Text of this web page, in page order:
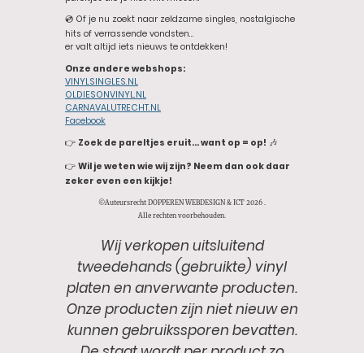
💿 Of je nu zoekt naar zeldzame singles, nostalgische
hits of verrassende vondsten…
er valt altijd iets nieuws te ontdekken!
Onze andere webshops:
VINYLSINGLES.NL
OLDIESONVINYL.NL
CARNAVALUTRECHT.NL
Facebook
👉 Zoek de pareltjes eruit… want op = op! 🎶
👉 Wil je weten wie wij zijn? Neem dan ook daar
zeker even een kijkje!
©Auteursrecht DOPPEREN WEBDESIGN & ICT 2026 .
Alle rechten voorbehouden.
Wij verkopen uitsluitend
tweedehands (gebruikte) vinyl
platen en anverwante producten.
Onze producten zijn niet nieuw en
kunnen gebruikssporen bevatten.